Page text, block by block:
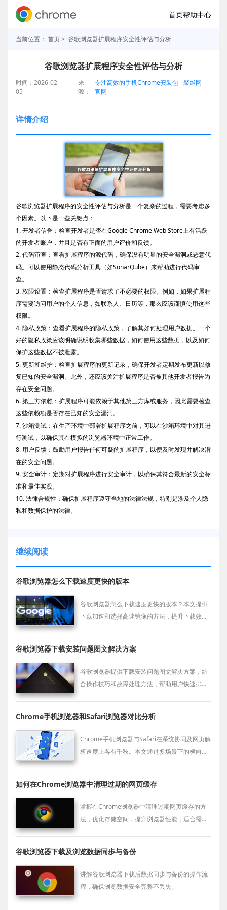
首页帮助中心
当前位置： 首页> 谷歌浏览器扩展程序安全性评估与分析
谷歌浏览器扩展程序安全性评估与分析
时间：2026-02-
05
来
源：
专注高效的手机Chrome安装包 - 聚维网
官网
详情介绍
谷歌浏览器扩展程序的安全性评估与分析是一个复杂的过程，需要考虑多
个因素。以下是一些关键点：
1. 开发者信誉：检查开发者是否在Google Chrome Web Store上有活跃
的开发者账户，并且是否有正面的用户评价和反馈。
2. 代码审查：查看扩展程序的源代码，确保没有明显的安全漏洞或恶意代
码。可以使用静态代码分析工具（如SonarQube）来帮助进行代码审
查。
3. 权限设置：检查扩展程序是否请求了不必要的权限。例如，如果扩展程
序需要访问用户的个人信息，如联系人、日历等，那么应该谨慎使用这些
权限。
4. 隐私政策：查看扩展程序的隐私政策，了解其如何处理用户数据。一个
好的隐私政策应该明确说明收集哪些数据，如何使用这些数据，以及如何
保护这些数据不被泄露。
5. 更新和维护：检查扩展程序的更新记录，确保开发者定期发布更新以修
复已知的安全漏洞。此外，还应该关注扩展程序是否被其他开发者报告为
存在安全问题。
6. 第三方依赖：扩展程序可能依赖于其他第三方库或服务，因此需要检查
这些依赖项是否存在已知的安全漏洞。
7. 沙箱测试：在生产环境中部署扩展程序之前，可以在沙箱环境中对其进
行测试，以确保其在模拟的浏览器环境中正常工作。
8. 用户反馈：鼓励用户报告任何可疑的扩展程序，以便及时发现并解决潜
在的安全问题。
9. 安全审计：定期对扩展程序进行安全审计，以确保其符合最新的安全标
准和最佳实践。
10. 法律合规性：确保扩展程序遵守当地的法律法规，特别是涉及个人隐
私和数据保护的法律。
继续阅读
谷歌浏览器怎么下载速度更快的版本
谷歌浏览器怎么下载速度更快的版本？本文提供
下载加速和选择高速镜像的方法，提升下载效
谷歌浏览器下载安装问题图文解决方案
谷歌浏览器提供下载安装问题图文解决方案，结
合操作技巧和故障处理方法，帮助用户快速排查
Chrome手机浏览器和Safari浏览器对比分析
Chrome手机浏览器与Safari在系统协同及网页解
析速度上各有千秋。本文通过多场景下的横向评
如何在Chrome浏览器中清理过期的网页缓存
掌握在Chrome浏览器中清理过期网页缓存的方
法，优化存储空间，提升浏览器性能，适合需要
谷歌浏览器下载及浏览数据同步与备份
讲解谷歌浏览器下载后数据同步与备份的操作流
程，确保浏览数据安全完整不丢失。